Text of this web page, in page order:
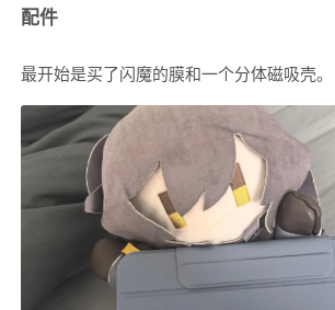
配件
最开始是买了闪魔的膜和一个分体磁吸壳。